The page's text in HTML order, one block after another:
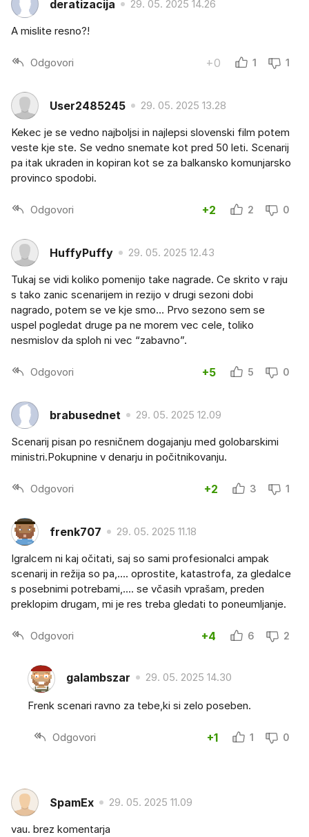
deratizacija 29. 05. 2025 14.26
A mislite resno?!
Odgovori +0 1 1
User2485245 29. 05. 2025 13.28
Kekec je se vedno najboljsi in najlepsi slovenski film potem
veste kje ste. Se vedno snemate kot pred 50 leti. Scenarij
pa itak ukraden in kopiran kot se za balkansko komunjarsko
provinco spodobi.
Odgovori +2 2 0
HuffyPuffy 29. 05. 2025 12.43
Tukaj se vidi koliko pomenijo take nagrade. Ce skrito v raju
s tako zanic scenarijem in rezijo v drugi sezoni dobi
nagrado, potem se ve kje smo… Prvo sezono sem se
uspel pogledat druge pa ne morem vec cele, toliko
nesmislov da sploh ni vec “zabavno”.
Odgovori +5 5 0
brabusednet 29. 05. 2025 12.09
Scenarij pisan po resničnem dogajanju med golobarskimi
ministri.Pokupnine v denarju in počitnikovanju.
Odgovori +2 3 1
frenk707 29. 05. 2025 11.18
Igralcem ni kaj očitati, saj so sami profesionalci ampak
scenarij in režija so pa,.... oprostite, katastrofa, za gledalce
s posebnimi potrebami,.... se včasih vprašam, preden
preklopim drugam, mi je res treba gledati to poneumljanje.
Odgovori +4 6 2
galambszar 29. 05. 2025 14.30
Frenk scenari ravno za tebe,ki si zelo poseben.
Odgovori +1 1 0
SpamEx 29. 05. 2025 11.09
vau. brez komentarja